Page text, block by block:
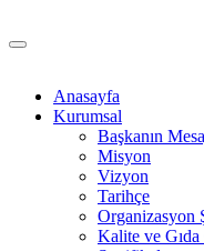
Anasayfa
Kurumsal
Başkanın
Misyon
Vizyon
Tarihçe
Organizasyon
Kalite ve